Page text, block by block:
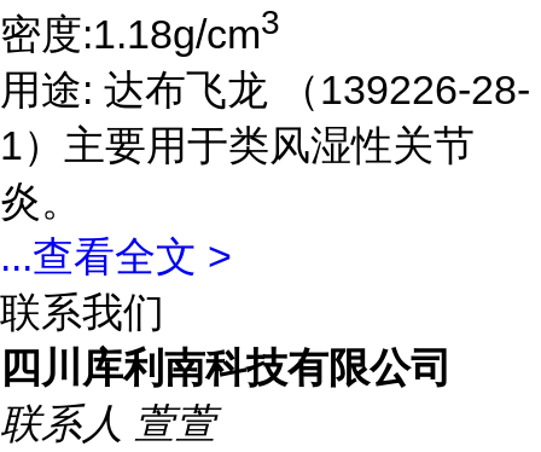
密度:1.18g/cm3
用途: 达布飞龙 （139226-28-
1）主要用于类风湿性关节
炎。
...查看全文 >
联系我们
四川库利南科技有限公司
联系人 萱萱